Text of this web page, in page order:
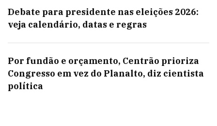
Debate para presidente nas eleições 2026:
veja calendário, datas e regras
Por fundão e orçamento, Centrão prioriza
Congresso em vez do Planalto, diz cientista
política